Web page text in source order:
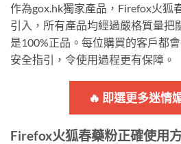
作為gox.hk獨家產品，Firefox火狐
引入，所有產品均經過嚴格質量把
是100%正品。每位購買的客戶都
安全指引，令使用過程更有保障。
🔥 即選更多迷情
Firefox火狐春藥粉正確使用